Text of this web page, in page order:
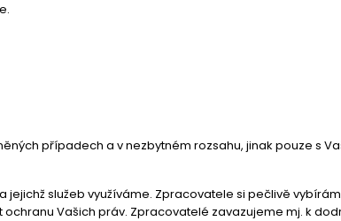
případech a v nezbytném rozsahu, jinak pouze s
služeb využíváme. Zpracovatele si pečlivě
Vašich práv. Zpracovatelé zavazujeme mj. k